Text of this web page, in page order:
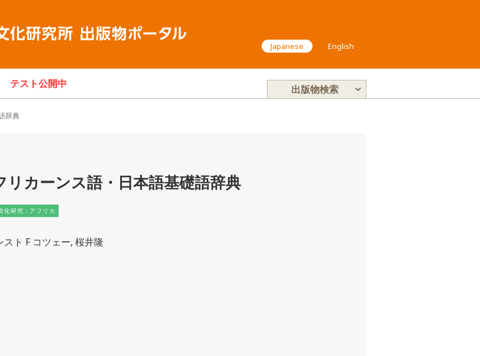
Japanese English
テスト公開中 出版物検索
辞典
リカーンス語・日本語基礎語辞典
化研究：アフリカ
スト F コツェー, 桜井隆